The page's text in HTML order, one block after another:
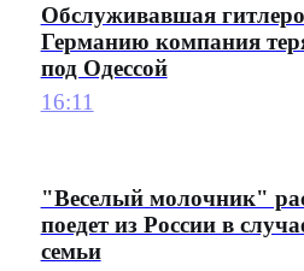
Обслуживавшая
Германию компания
под Одессой
16:11
"Веселый молочник"
поедет из России в
семьи